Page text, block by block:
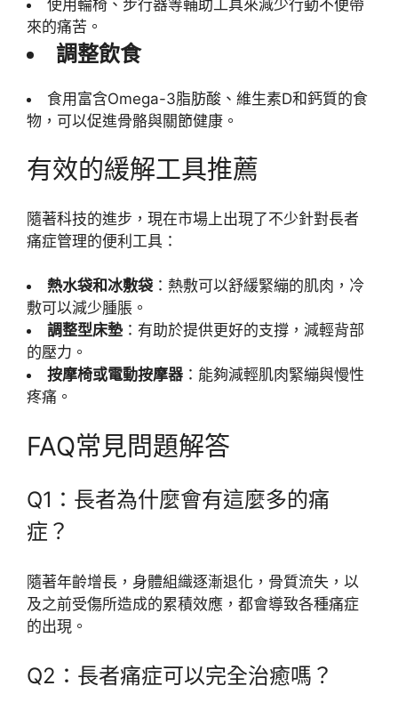
使用輪椅、步行器等輔助工具來減少行動不便帶
來的痛苦。
調整飲食
食用富含Omega-3脂肪酸、維生素D和鈣質的食
物，可以促進骨骼與關節健康。
有效的緩解工具推薦
隨著科技的進步，現在市場上出現了不少針對長者
痛症管理的便利工具：
熱水袋和冰敷袋：熱敷可以舒緩緊繃的肌肉，冷
敷可以減少腫脹。
調整型床墊 ：有助於提供更好的支撐，減輕背部
的壓力。
按摩椅或電動按摩器 ：能夠減輕肌肉緊繃與慢性
疼痛。
FAQ常見問題解答
Q1：長者為什麼會有這麼多的痛
症？
隨著年齡增長，身體組織逐漸退化，骨質流失，以
及之前受傷所造成的累積效應，都會導致各種痛症
的出現。
Q2：長者痛症可以完全治癒嗎？